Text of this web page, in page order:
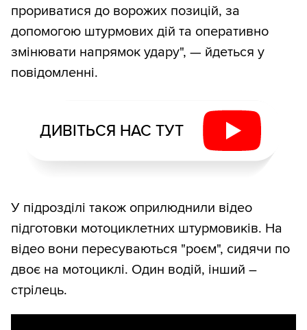
прориватися до ворожих позицій, за
допомогою штурмових дій та оперативно
змінювати напрямок удару", — йдеться у
повідомленні.
ДИВІТЬСЯ НАС ТУТ
У підрозділі також оприлюднили відео
підготовки мотоциклетних штурмовиків. На
відео вони пересуваються "роєм", сидячи по
двоє на мотоциклі. Один водій, інший –
стрілець.